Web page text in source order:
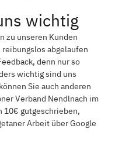
wichtig
zu unseren Kunden
abgelaufen
denn nur so
wichtig sind uns
Sie auch anderen
Verband Nendlnach im
10€ gutgeschrieben,
Arbeit über Google